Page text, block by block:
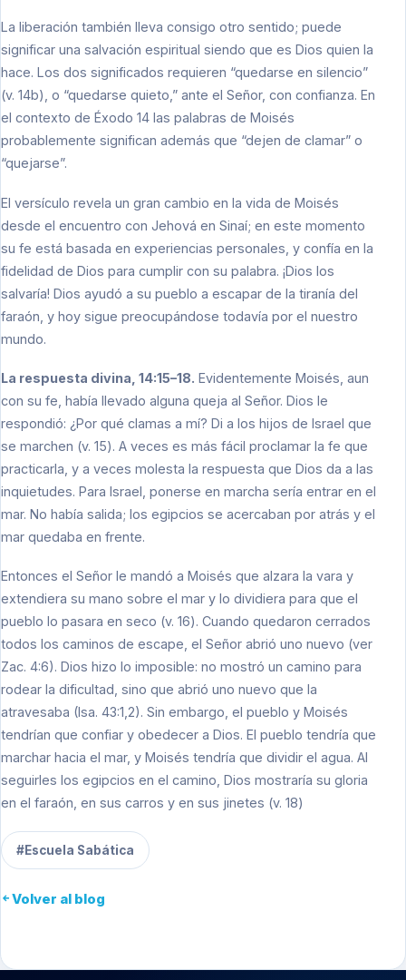
La liberación también lleva consigo otro sentido; puede
significar una salvación espiritual siendo que es Dios quien la
hace. Los dos significados requieren “quedarse en silencio”
(v. 14b), o “quedarse quieto,” ante el Señor, con confianza. En
el contexto de Éxodo 14 las palabras de Moisés
probablemente significan además que “dejen de clamar” o
“quejarse”.
El versículo revela un gran cambio en la vida de Moisés
desde el encuentro con Jehová en Sinaí; en este momento
su fe está basada en experiencias personales, y confía en la
fidelidad de Dios para cumplir con su palabra. ¡Dios los
salvaría! Dios ayudó a su pueblo a escapar de la tiranía del
faraón, y hoy sigue preocupándose todavía por el nuestro
mundo.
La respuesta divina, 14:15–18. Evidentemente Moisés, aun
con su fe, había llevado alguna queja al Señor. Dios le
respondió: ¿Por qué clamas a mí? Di a los hijos de Israel que
se marchen (v. 15). A veces es más fácil proclamar la fe que
practicarla, y a veces molesta la respuesta que Dios da a las
inquietudes. Para Israel, ponerse en marcha sería entrar en el
mar. No había salida; los egipcios se acercaban por atrás y el
mar quedaba en frente.
Entonces el Señor le mandó a Moisés que alzara la vara y
extendiera su mano sobre el mar y lo dividiera para que el
pueblo lo pasara en seco (v. 16). Cuando quedaron cerrados
todos los caminos de escape, el Señor abrió uno nuevo (ver
Zac. 4:6). Dios hizo lo imposible: no mostró un camino para
rodear la dificultad, sino que abrió uno nuevo que la
atravesaba (Isa. 43:1,2). Sin embargo, el pueblo y Moisés
tendrían que confiar y obedecer a Dios. El pueblo tendría que
marchar hacia el mar, y Moisés tendría que dividir el agua. Al
seguirles los egipcios en el camino, Dios mostraría su gloria
en el faraón, en sus carros y en sus jinetes (v. 18)
#Escuela Sabática
Volver al blog